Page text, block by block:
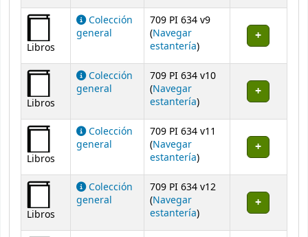
Libros
Colección
general
709 PI 634 v9
(Navegar
estantería(Abre debajo)
)
Libros
Colección
general
709 PI 634 v10
(Navegar
estantería(Abre debajo)
)
Libros
Colección
general
709 PI 634 v11
(Navegar
estantería(Abre debajo)
)
Libros
Colección
general
709 PI 634 v12
(Navegar
estantería(Abre debajo)
)